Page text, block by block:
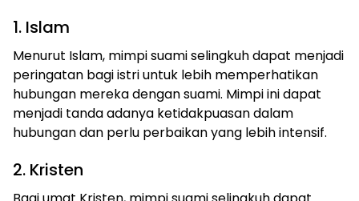
1. Islam
Menurut Islam, mimpi suami selingkuh dapat menjadi
peringatan bagi istri untuk lebih memperhatikan
hubungan mereka dengan suami. Mimpi ini dapat
menjadi tanda adanya ketidakpuasan dalam
hubungan dan perlu perbaikan yang lebih intensif.
2. Kristen